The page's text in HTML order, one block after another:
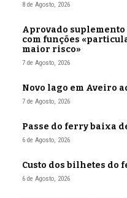
8 de Agosto, 2026
Aprovado
com funções
maior risco»
7 de Agosto, 2026
Novo lago em Aveiro
7 de Agosto, 2026
Passe do ferry baixa
6 de Agosto, 2026
Custo dos bilhetes do
6 de Agosto, 2026